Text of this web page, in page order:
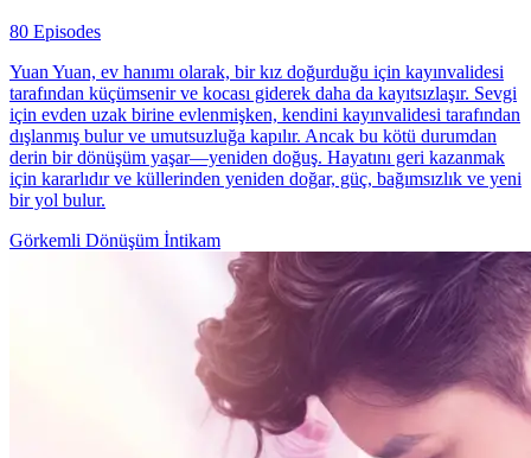
80 Episodes
Yuan Yuan, ev hanımı olarak, bir kız doğurduğu için kayınvalidesi
tarafından küçümsenir ve kocası giderek daha da kayıtsızlaşır. Sevgi
için evden uzak birine evlenmişken, kendini kayınvalidesi tarafından
dışlanmış bulur ve umutsuzluğa kapılır. Ancak bu kötü durumdan
derin bir dönüşüm yaşar—yeniden doğuş. Hayatını geri kazanmak
için kararlıdır ve küllerinden yeniden doğar, güç, bağımsızlık ve yeni
bir yol bulur.
Görkemli Dönüşüm İntikam